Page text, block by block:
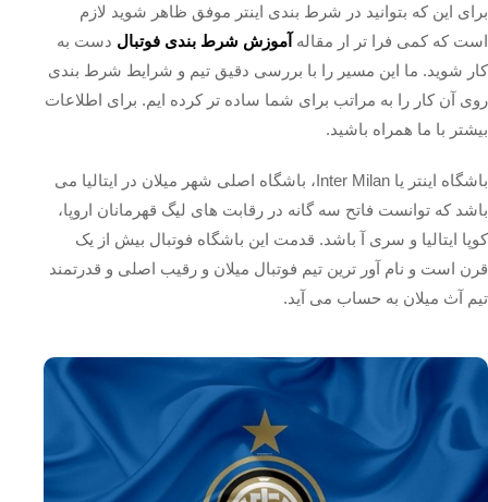
برای این که بتوانید در شرط بندی اینتر موفق ظاهر شوید لازم
است که کمی فرا تر ار مقاله آموزش شرط بندی فوتبال دست به
کار شوید. ما این مسیر را با بررسی دقیق تیم و شرایط شرط بندی
روی آن کار را به مراتب برای شما ساده تر کرده ایم. برای اطلاعات
بیشتر با ما همراه باشید.
باشگاه اینتر یا Inter Milan، باشگاه اصلی شهر میلان در ایتالیا می
باشد که توانست فاتح سه گانه در رقابت های لیگ قهرمانان اروپا،
کوپا ایتالیا و سری آ باشد. قدمت این باشگاه فوتبال بیش از یک
قرن است و نام آور ترین تیم فوتبال میلان و رقیب اصلی و قدرتمند
تیم آث میلان به حساب می آید.